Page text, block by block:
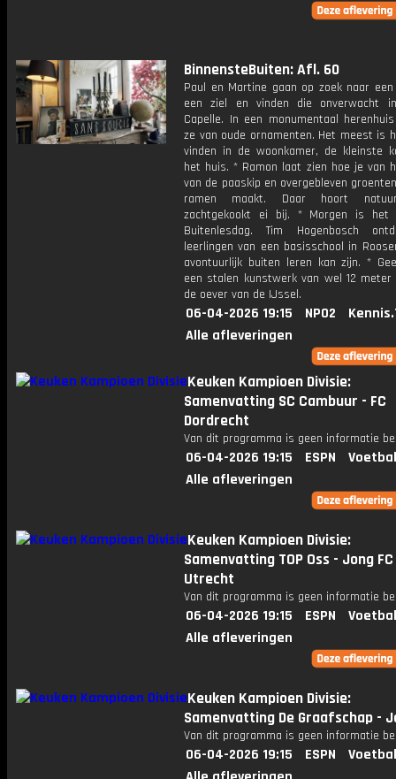
BinnensteBuiten: Afl. 60
Paul en Martine gaan op zoek naar
een ziel en vinden die onverwacht
Capelle. In een monumentaal
ze van oude ornamenten. Het meest is
vinden in de woonkamer, de kleinste
het huis. * Ramon laat zien hoe je van
van de paaskip en overgebleven
ramen maakt. Daar hoort
zachtgekookt ei bij. * Morgen is het
Buitenlesdag. Tim Hogenbosch
leerlingen van een basisschool in
avontuurlijk buiten leren kan zijn. *
een stalen kunstwerk van wel 12 meter
de oever van de IJssel.
06-04-2026 19:15 NPO2
Alle afleveringen
Keuken Kampioen Divisie:
Samenvatting SC Cambuur - FC
Dordrecht
Van dit programma is geen informatie
06-04-2026 19:15 ESPN
Alle afleveringen
Keuken Kampioen Divisie:
Samenvatting TOP Oss - Jong FC
Utrecht
Van dit programma is geen informatie
06-04-2026 19:15 ESPN
Alle afleveringen
Keuken Kampioen Divisie:
Samenvatting De Graafschap -
Van dit programma is geen informatie
06-04-2026 19:15 ESPN